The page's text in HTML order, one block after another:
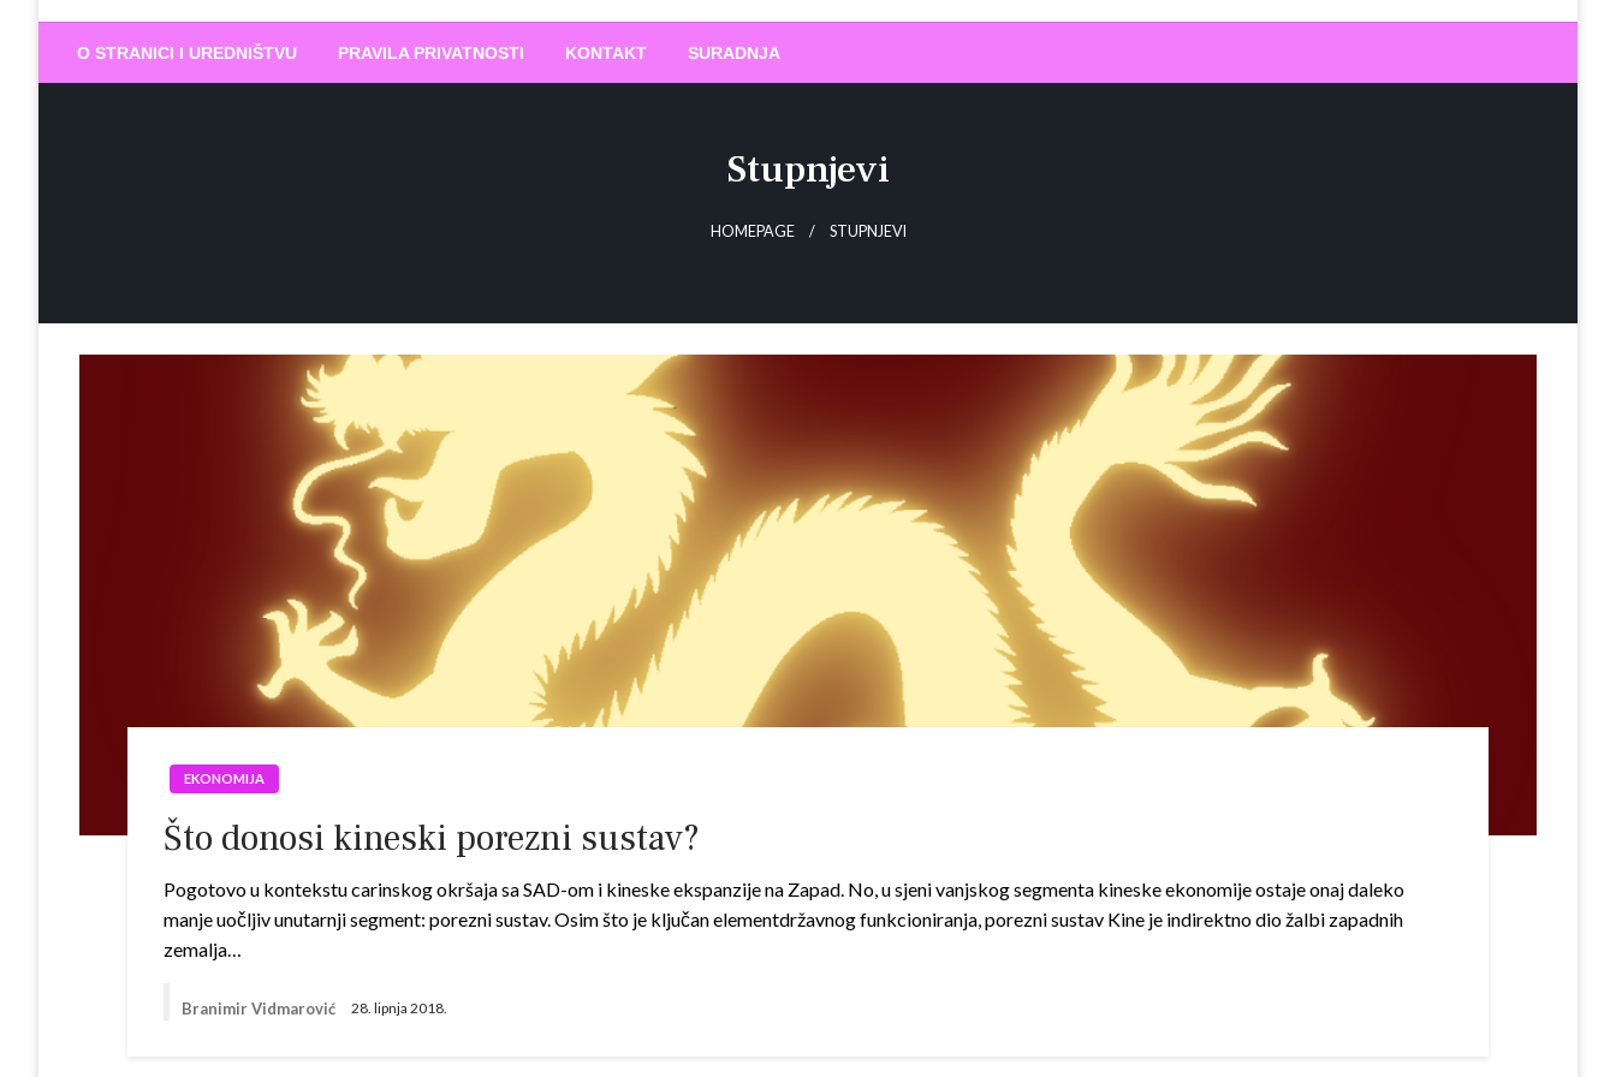
Biram DOBRO
O STRANICI I UREDNIŠTVU PRAVILA PRIVATNOSTI KONTAKT SURADNJA
Stupnjevi
HOMEPAGE STUPNJEVI
EKONOMIJA
Što donosi kineski porezni sustav?
Pogotovo u kontekstu carinskog okršaja sa SAD-om i kineske ekspanzije na Zapad. No, u sjeni vanjskog segmenta kineske ekonomije ostaje onaj daleko
manje uočljiv unutarnji segment: porezni sustav. Osim što je ključan elementdržavnog funkcioniranja, porezni sustav Kine je indirektno dio žalbi zapadnih
zemalja…
Branimir Vidmarović 28. lipnja 2018.